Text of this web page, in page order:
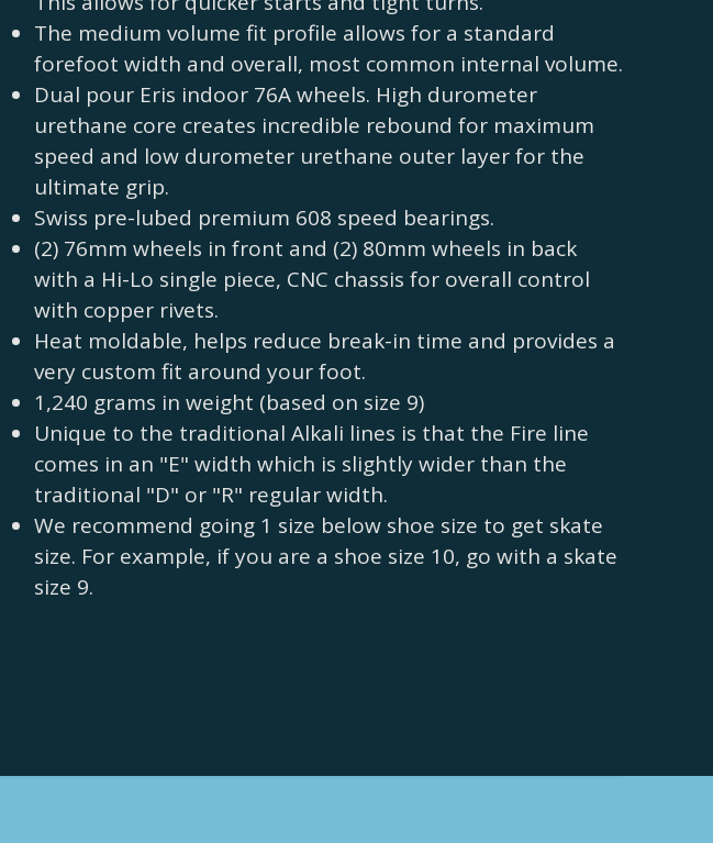
The medium volume fit profile allows for a standard
forefoot width and overall, most common internal volume.
Dual pour Eris indoor 76A wheels. High durometer
urethane core creates incredible rebound for maximum
speed and low durometer urethane outer layer for the
ultimate grip.
Swiss pre-lubed premium 608 speed bearings.
(2) 76mm wheels in front and (2) 80mm wheels in back
with a Hi-Lo single piece, CNC chassis for overall control
with copper rivets.
Heat moldable, helps reduce break-in time and provides a
very custom fit around your foot.
1,240 grams in weight (based on size 9)
Unique to the traditional Alkali lines is that the Fire line
comes in an "E" width which is slightly wider than the
traditional "D" or "R" regular width.
We recommend going 1 size below shoe size to get skate
size. For example, if you are a shoe size 10, go with a skate
size 9.